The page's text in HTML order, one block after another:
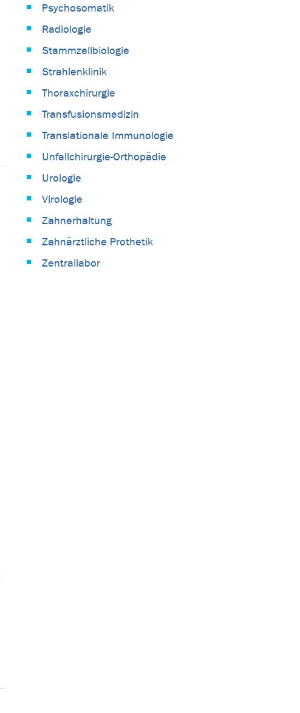
Psychosomatik
Radiologie
Stammzellbiologie
Strahlenklinik
Thoraxchirurgie
Transfusionsmedizin
Translationale Immunologie
Unfallchirurgie-Orthopädie
Urologie
Virologie
Zahnerhaltung
Zahnärztliche Prothetik
Zentrallabor